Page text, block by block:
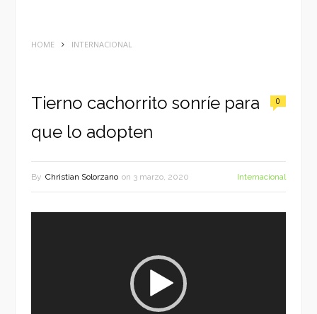
HOME INTERNACIONAL
Tierno cachorrito sonríe para
que lo adopten
0
By Christian Solorzano on 3 marzo, 2020 Internacional